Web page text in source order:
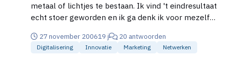
metaal of lichtjes te bestaan. Ik vind 't eindresultaat
echt stoer geworden en ik ga denk ik voor mezelf
kaartje).... het probleem is alleen dat ik echt nergens
hier lokaal van die snijmachinetjes kan vinden (echt
27 november 200619 j 20 antwoorden
Digitalisering Innovatie Marketing Netwerken